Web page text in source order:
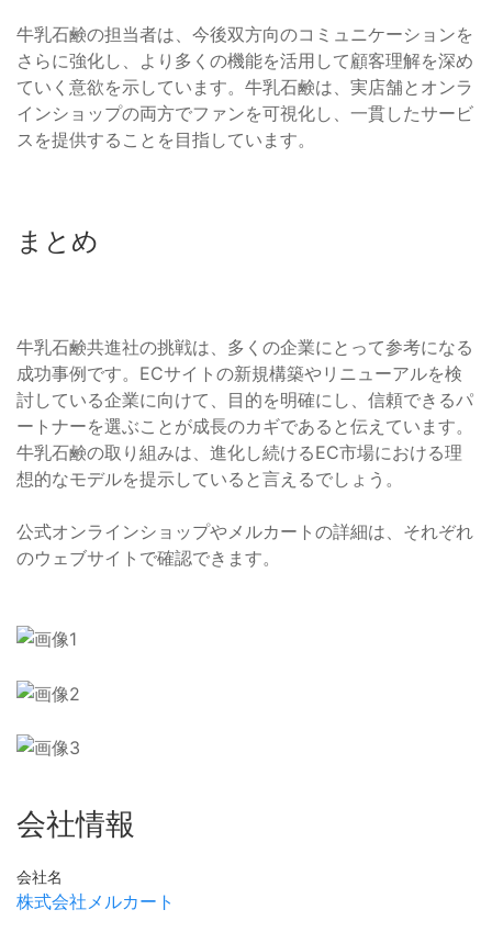
牛乳石鹸の担当者は、今後双方向のコミュニケーションを
さらに強化し、より多くの機能を活用して顧客理解を深め
ていく意欲を示しています。牛乳石鹸は、実店舗とオンラ
インショップの両方でファンを可視化し、一貫したサービ
スを提供することを目指しています。
まとめ
牛乳石鹸共進社の挑戦は、多くの企業にとって参考になる
成功事例です。ECサイトの新規構築やリニューアルを検
討している企業に向けて、目的を明確にし、信頼できるパ
ートナーを選ぶことが成長のカギであると伝えています。
牛乳石鹸の取り組みは、進化し続けるEC市場における理
想的なモデルを提示していると言えるでしょう。
公式オンラインショップやメルカートの詳細は、それぞれ
のウェブサイトで確認できます。
会社情報
会社名
株式会社メルカート